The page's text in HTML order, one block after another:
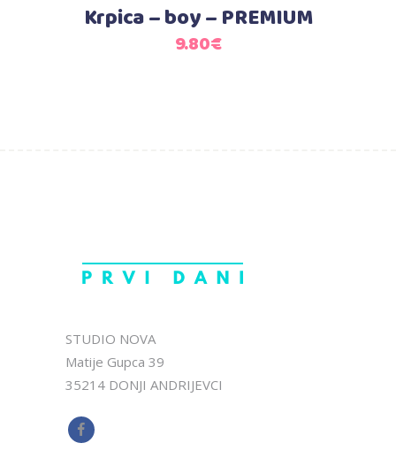
Krpica – boy – PREMIUM
9.80€
STUDIO NOVA
Matije Gupca 39
35214 DONJI ANDRIJEVCI